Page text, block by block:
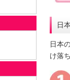
日
日本
け落